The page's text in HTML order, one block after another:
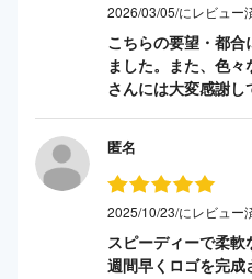
2026/03/05/にレビュー
こちらの要望・都合
ました。また、色
さんには大変感謝し
匿名
2025/10/23/にレビュー
スピーディーで柔
週間早くロゴを完成